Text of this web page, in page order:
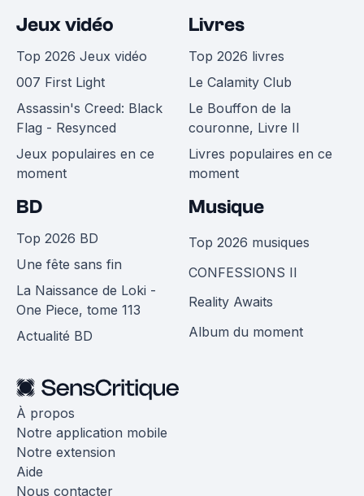
Jeux vidéo
Top 2026 Jeux vidéo
007 First Light
Assassin's Creed: Black
Flag - Resynced
Jeux populaires en ce
moment
Livres
Top 2026 livres
Le Calamity Club
Le Bouffon de la
couronne, Livre II
Livres populaires en ce
moment
BD
Top 2026 BD
Une fête sans fin
La Naissance de Loki -
One Piece, tome 113
Actualité BD
Musique
Top 2026 musiques
CONFESSIONS II
Reality Awaits
Album du moment
À propos
Notre application mobile
Notre extension
Aide
Nous contacter